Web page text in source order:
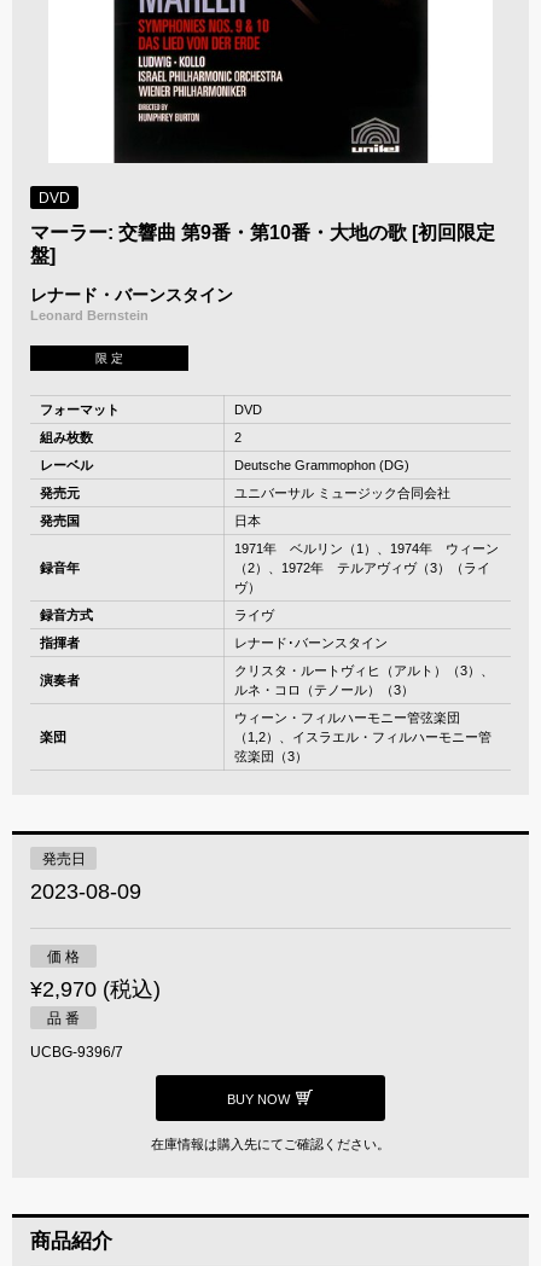
DVD
マーラー: 交響曲 第9番・第10番・大地の歌 [初回限定
盤]
レナード・バーンスタイン
Leonard Bernstein
限 定
フォーマット
DVD
組み枚数
2
レーベル
Deutsche Grammophon (DG)
発売元
ユニバーサル ミュージック合同会社
発売国
日本
録音年
1971年 ベルリン（1）、1974年 ウィーン
（2）、1972年 テルアヴィヴ（3）（ライ
ヴ）
録音方式
ライヴ
指揮者
レナード･バーンスタイン
演奏者
クリスタ・ルートヴィヒ（アルト）（3）、
ルネ・コロ（テノール）（3）
楽団
ウィーン・フィルハーモニー管弦楽団
（1,2）、イスラエル・フィルハーモニー管
弦楽団（3）
発売日
2023-08-09
価 格
¥2,970 (税込)
品 番
UCBG-9396/7
BUY NOW
在庫情報は購入先にてご確認ください。
商品紹介